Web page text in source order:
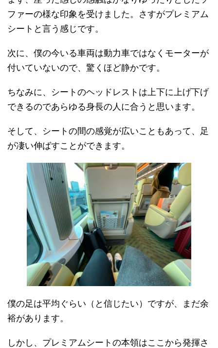
ファーの様な印象を受けました。さすがプレミアム
シートと言う感じです。
次に、僕の今いる車両は動力車ではなくモーターが
付いていないので、驚くほど静かです。
ちなみに、シートのヘッドレストは上下に上げ下げ
できるのであらゆる身長の人に合うと思います。
そして、シートの間の感覚が広いこともあって、足
が凄い伸ばすことができます。
僕の足は平均ぐらい（と信じたい）ですが、まだ余
裕があります。
しかし、プレミアムシートの本領はここから発揮さ